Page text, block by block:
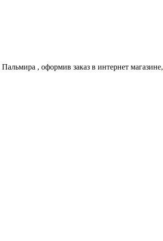
Пальмира , оформив заказ в интернет магазине,